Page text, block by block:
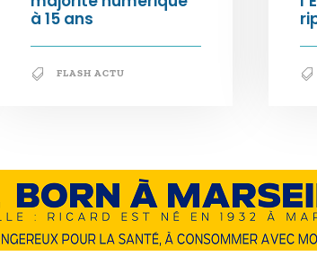
à 15 ans
FLASH ACTU